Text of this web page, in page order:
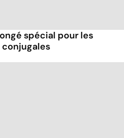
spécial pour les